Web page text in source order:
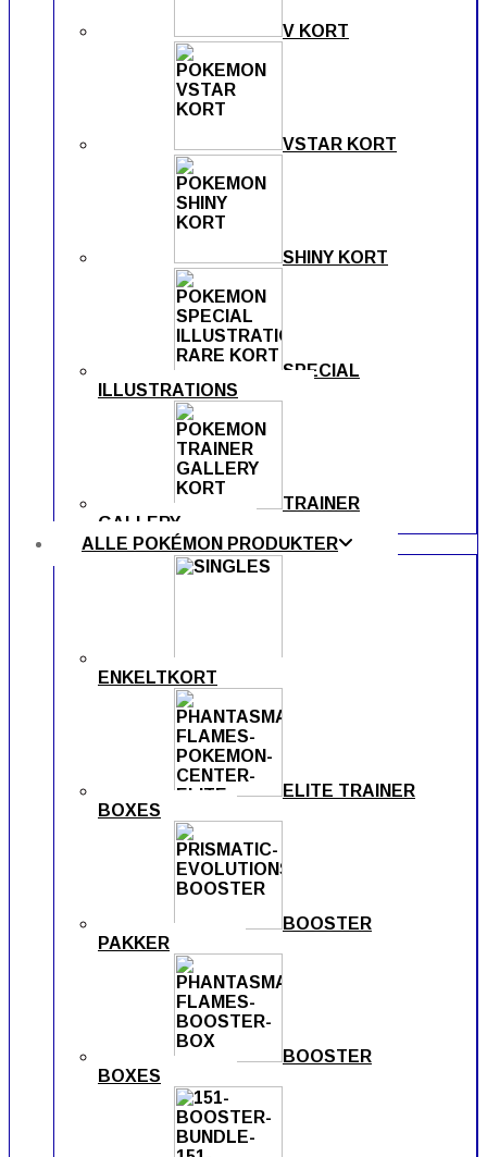
V KORT
VSTAR KORT
SHINY KORT
SPECIAL
ILLUSTRATIONS
TRAINER
GALLERY
ALLE POKÉMON PRODUKTER
ENKELTKORT
ELITE TRAINER
BOXES
BOOSTER
PAKKER
BOOSTER
BOXES